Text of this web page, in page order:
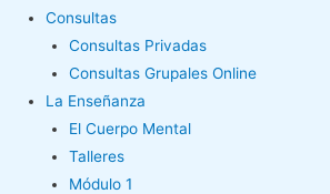
Consultas
Consultas Privadas
Consultas Grupales Online
La Enseñanza
El Cuerpo Mental
Talleres
Módulo 1